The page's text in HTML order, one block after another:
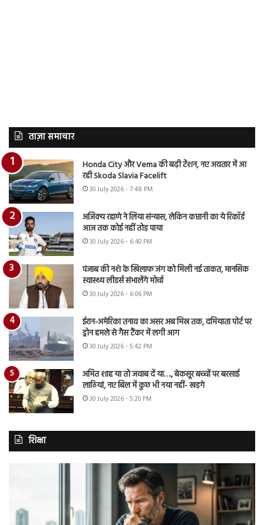
ताज़ा समाचार
Honda City और Verna की बढ़ी टेंशन, नए अवतार में आ
रही Skoda Slavia Facelift
30 July 2026 - 7:48 PM
अजिंक्य रहाणे ने लिया संन्यास, लेकिन कप्तानी का ये रिकॉर्ड
आज तक कोई नहीं तोड़ पाया
30 July 2026 - 6:40 PM
पंजाब की नशे के खिलाफ जंग को मिली नई ताकत, मानसिक
स्वास्थ्य लीडर्स संभालेंगे मोर्चा
30 July 2026 - 6:06 PM
ईरान-अमेरिका तनाव का असर अब मिस्र तक, दमियाता पोर्ट पर
ड्रोन हमले से गैस टैंकर में लगी आग
30 July 2026 - 5:42 PM
अमित शाह या तो जवाब दें या…., बेकसूर बच्चों पर बरसाई
लाठियां, नए बिल में कुछ भी नया नहीं- खड़गे
30 July 2026 - 5:20 PM
शिक्षा